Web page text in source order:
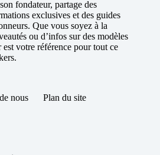
fondateur, partage des
exclusives et des guides
Que vous soyez à la
ou d’infos sur des modèles
est votre référence pour tout ce
nous
Plan du site